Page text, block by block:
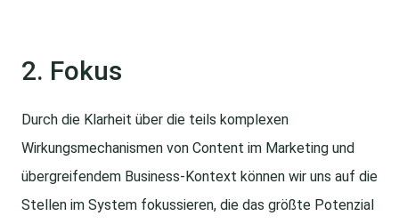
2. Fokus
Durch die Klarheit über die teils komplexen
Wirkungsmechanismen von Content im Marketing und
übergreifendem Business-Kontext können wir uns auf die
Stellen im System fokussieren, die das größte Potenzial